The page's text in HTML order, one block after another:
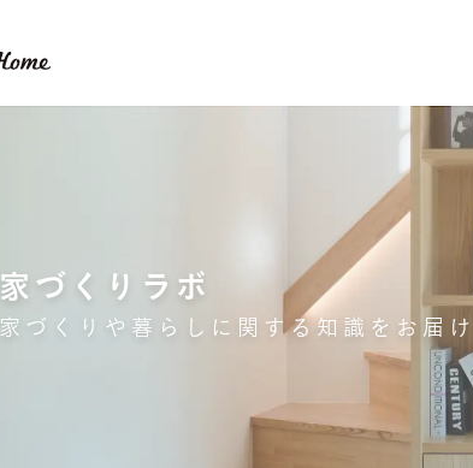
家づくりラボ
家づくりや暮らしに関する知識をお届け